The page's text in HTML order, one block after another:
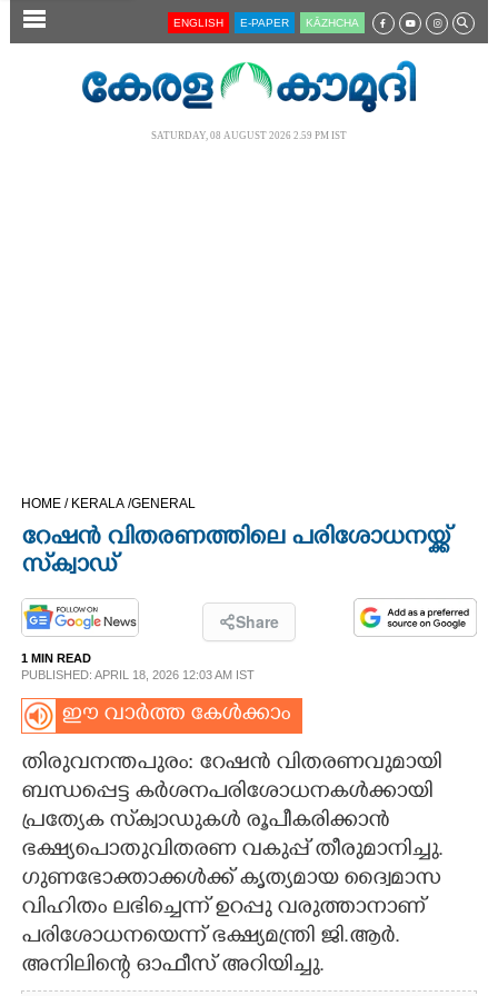
SECTIONS
LIFESTYLE
SPIRITUAL
INFO+
ART
ASTRO
ENGLISH E-PAPER KĀZHCHA
SATURDAY, 08 AUGUST 2026 2.59 PM IST
HOME / KERALA /GENERAL
റേഷൻ വിതരണത്തിലെ പരിശോധനയ്ക്ക്
സ്‌ക്വാഡ്
Share
1 MIN READ
PUBLISHED: APRIL 18, 2026 12:03 AM IST
ഈ വാർത്ത കേൾക്കാം
തിരുവനന്തപുരം: റേഷൻ വിതരണവുമായി
ബന്ധപ്പെട്ട കർശനപരിശോധനകൾക്കായി
പ്രത്യേക സ്‌ക്വാഡുകൾ രൂപീകരിക്കാൻ
ഭക്ഷ്യപൊതുവിതരണ വകുപ്പ് തീരുമാനിച്ചു.
ഗുണഭോക്താക്കൾക്ക് കൃത്യമായ ദ്വൈമാസ
വിഹിതം ലഭിച്ചെന്ന് ഉറപ്പു വരുത്താനാണ്
പരിശോധനയെന്ന് ഭക്ഷ്യമന്ത്രി ജി.ആർ.
അനിലിന്റെ ഓഫീസ് അറിയിച്ചു.